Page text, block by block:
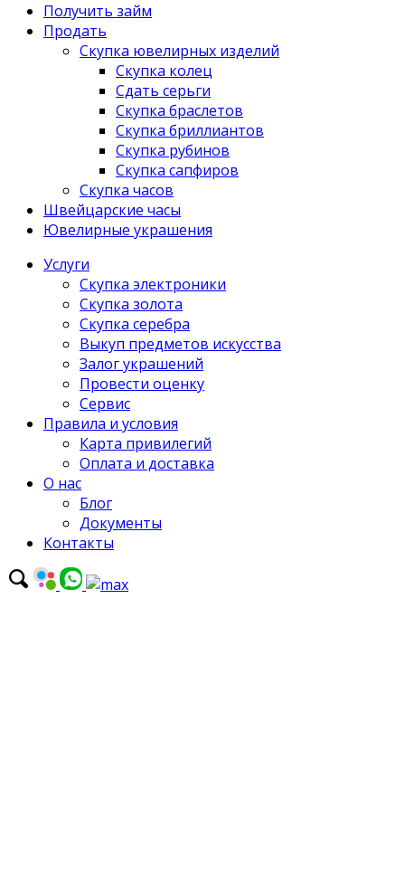
Получить займ
Продать
Скупка ювелирных изделий
Скупка колец
Сдать серьги
Скупка браслетов
Скупка бриллиантов
Скупка рубинов
Скупка сапфиров
Скупка часов
Швейцарские часы
Ювелирные украшения
Услуги
Скупка электроники
Скупка золота
Скупка серебра
Выкуп предметов искусства
Залог украшений
Провести оценку
Сервис
Правила и условия
Карта привилегий
Оплата и доставка
О нас
Блог
Документы
Контакты